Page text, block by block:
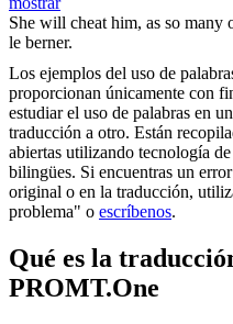
She will cheat him, as so many
le berner.
Los ejemplos del uso de
proporcionan únicamente con
estudiar el uso de palabras en
traducción a otro. Están
abiertas utilizando tecnología
bilingües. Si encuentras un
original o en la traducción,
problema" o escríbenos.
Qué es la
PROMT.One